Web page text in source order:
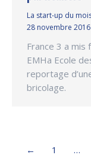
La start-up du
28 novembre 2016
France 3 a
EMHa Ecole
reportage
bricolage.
← 1 …